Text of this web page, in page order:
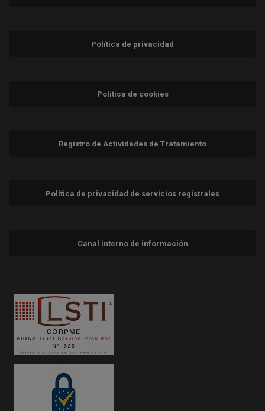
Política de privacidad
Política de cookies
Registro de Actividades de Tratamiento
Política de privacidad de servicios registrales
Canal interno de información